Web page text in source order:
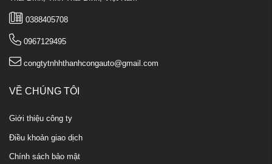
0388405708
0967129495
congtytnhhthanhcongauto@gmail.com
VỀ CHÚNG TÔI
Giới thiệu công ty
Điều khoản giao dịch
Chính sách bảo mật